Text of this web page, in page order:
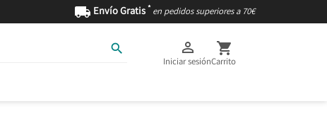
 Envío Gratis * en pedidos superiores a 70€
 
Iniciar sesión

Carrito